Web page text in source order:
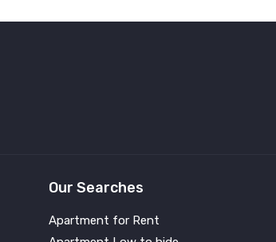
Our Searches
Apartment for Rent